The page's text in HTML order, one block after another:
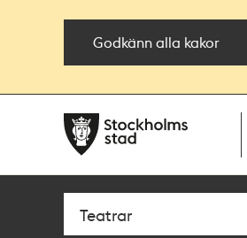
Godkänn alla kakor
navigationen
huvudinnehållet
Sök